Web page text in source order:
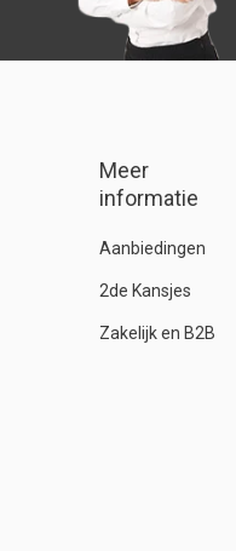
Meer
informatie
Aanbiedingen
2de Kansjes
Zakelijk en B2B